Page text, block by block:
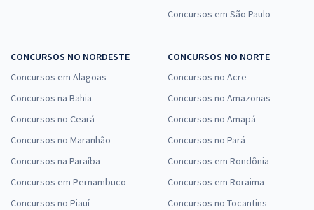
Concursos em São Paulo
CONCURSOS NO NORDESTE
Concursos em Alagoas
Concursos na Bahia
Concursos no Ceará
Concursos no Maranhão
Concursos na Paraíba
Concursos em Pernambuco
Concursos no Piauí
CONCURSOS NO NORTE
Concursos no Acre
Concursos no Amazonas
Concursos no Amapá
Concursos no Pará
Concursos em Rondônia
Concursos em Roraima
Concursos no Tocantins